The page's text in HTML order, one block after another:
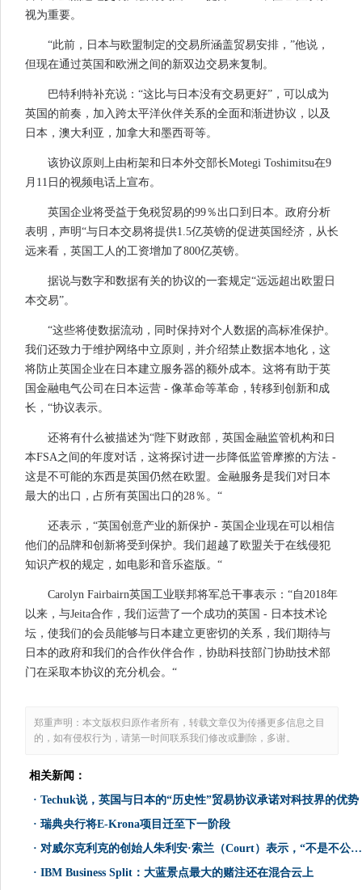
视为重要。
“此前，日本与欧盟制定的交易所涵盖贸易安排，”他说，
但现在通过英国和欧洲之间的新双边交易来复制。
巴特利特补充说：“这比与日本没有交易更好”，可以成为
英国的前奏，加入跨太平洋伙伴关系的全面和渐进协议，以及
日本，澳大利亚，加拿大和墨西哥等。
该协议原则上由桁架和日本外交部长Motegi Toshimitsu在9
月11日的视频电话上宣布。
英国企业将受益于免税贸易的99％出口到日本。政府分析
表明，声明“与日本交易将提供1.5亿英镑的促进英国经济，从长
远来看，英国工人的工资增加了800亿英镑。
据说与数字和数据有关的协议的一套规定“远远超出欧盟日
本交易”。
“这些将使数据流动，同时保持对个人数据的高标准保护。
我们还致力于维护网络中立原则，并介绍禁止数据本地化，这
将防止英国企业在日本建立服务器的额外成本。这将有助于英
国金融电气公司在日本运营 - 像革命等革命，转移到创新和成
长，“​​协议表示。
还将有什么被描述为“陛下财政部，英国金融监管机构和日
本FSA之间的年度对话，这将探讨进一步降低监管摩擦的方法 -
这是不可能的东西是英国仍然在欧盟。金融服务是我们对日本
最大的出口，占所有英国出口的28％。“
还表示，“英国创意产业的新保护 - 英国企业现在可以相信
他们的品牌和创新将受到保护。我们超越了欧盟关于在线侵犯
知识产权的规定，如电影和音乐盗版。“
Carolyn Fairbairn英国工业联邦将军总干事表示：“自2018年
以来，与Jeita合作，我们运营了一个成功的英国 - 日本技术论
坛，使我们的会员能够与日本建立更密切的关系，我们期待与
日本的政府和我们的合作伙伴合作，协助科技部门协助技术部
门在采取本协议的充分机会。“
郑重声明：本文版权归原作者所有，转载文章仅为传播更多信息之目
的，如有侵权行为，请第一时间联系我们修改或删除，多谢。
相关新闻：
· Techuk说，英国与日本的“历史性”贸易协议承诺对科技界的优势
· 瑞典央行将E-Krona项目迁至下一阶段
· 对威尔克利克的创始人朱利安·索兰（Court）表示，“不是不公正”
· IBM Business Split：大蓝景点最大的赌注还在混合云上